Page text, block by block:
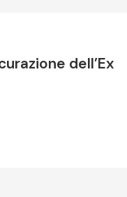
dell’Ex